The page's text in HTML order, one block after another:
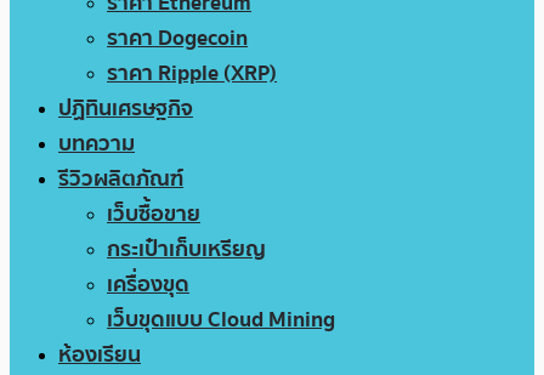
ราคา Dogecoin
ราคา Ripple (XRP)
ปฏิทินเศรษฐกิจ
บทความ
รีวิวผลิตภัณฑ์
เว็บซื้อขาย
กระเป๋าเก็บเหรียญ
เครื่องขุด
เว็บขุดแบบ Cloud Mining
ห้องเรียน